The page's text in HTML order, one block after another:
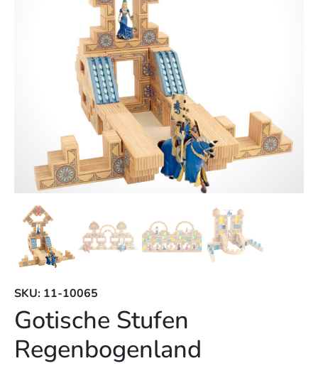
SKU: 11-10065
Gotische Stufen
Regenbogenland